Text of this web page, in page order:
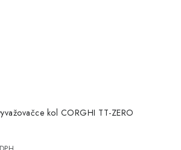
kol CORGHI TT-ZERO